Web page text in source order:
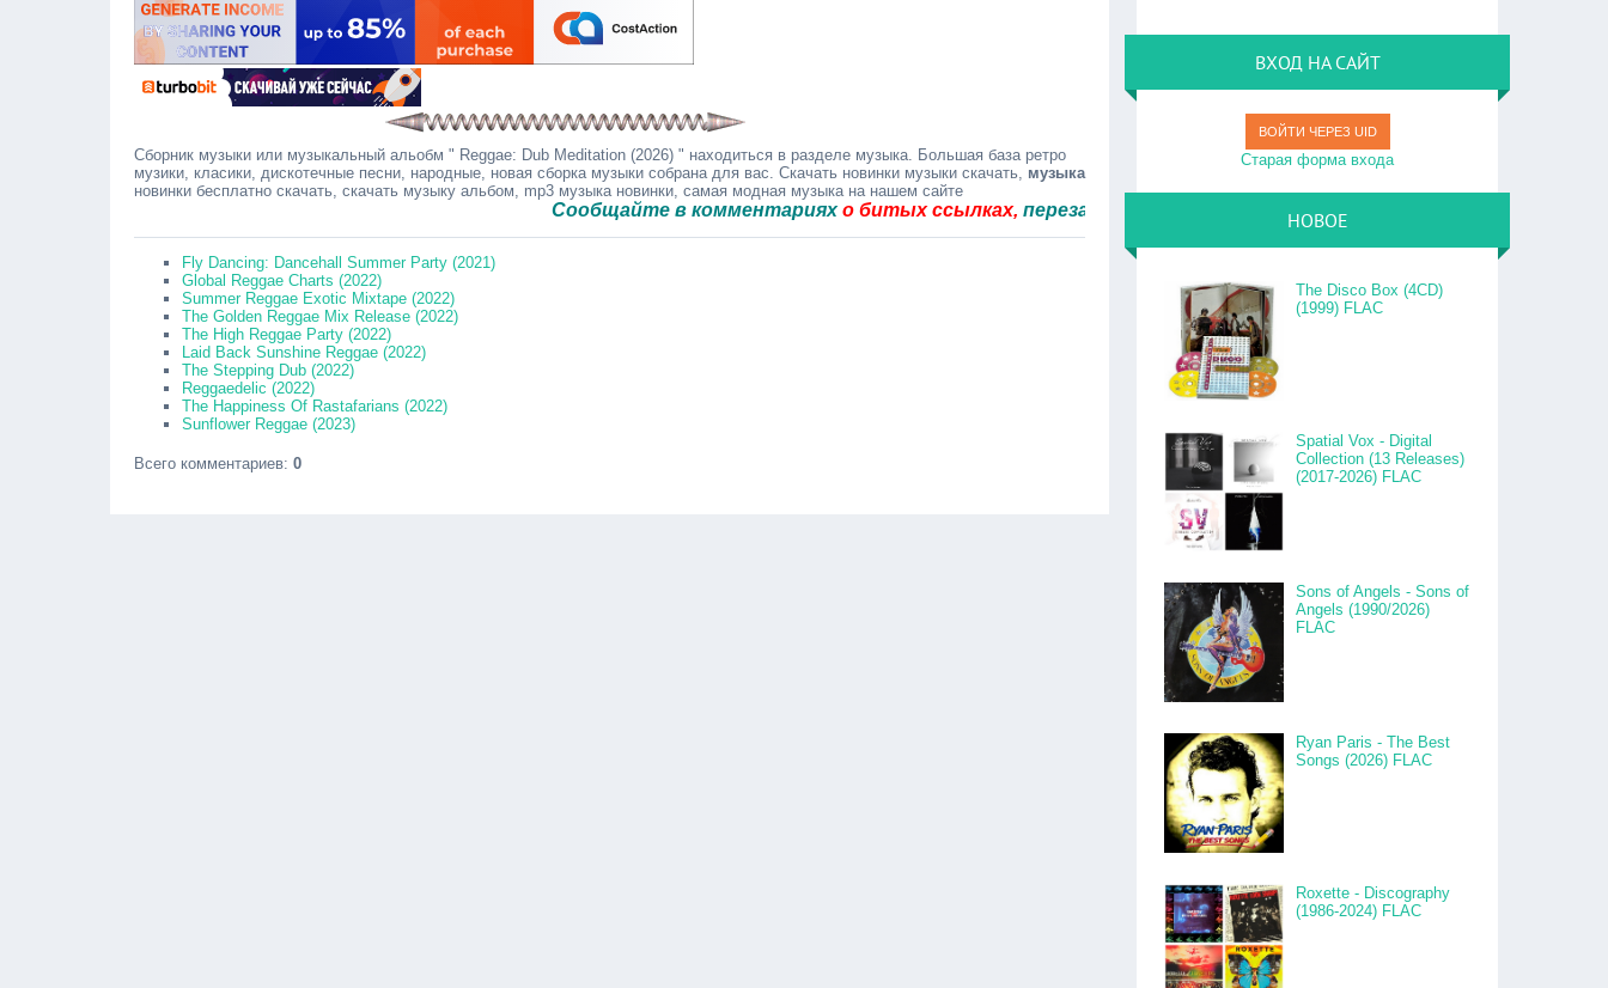
Сборник музыки или музыкальный альобм " Reggae: Dub Meditation (2026) " находиться в разделе музыка. Большая база ретро
музики, класики, дискотечные песни, народные, новая сборка музыки собрана для вас. Скачать новинки музыки скачать, музыка
новинки бесплатно скачать, скачать музыку альбом, mp3 музыка новинки, самая модная музыка на нашем сайте
Сообщайте в комментарияхо битых ссылках,перезальём быстро.
Fly Dancing: Dancehall Summer Party (2021)
Global Reggae Charts (2022)
Summer Reggae Exotic Mixtape (2022)
The Golden Reggae Mix Release (2022)
The High Reggae Party (2022)
Laid Back Sunshine Reggae (2022)
The Stepping Dub (2022)
Reggaedelic (2022)
The Happiness Of Rastafarians (2022)
Sunflower Reggae (2023)
Всего комментариев: 0
ВХОД НА САЙТ
ВОЙТИ ЧЕРЕЗ UID
Старая форма входа
НОВОЕ
The Disco Box (4CD)
(1999) FLAC
Spatial Vox - Digital
Collection (13 Releases)
(2017-2026) FLAC
Sons of Angels - Sons of
Angels (1990/2026)
FLAC
Ryan Paris - The Best
Songs (2026) FLAC
Roxette - Discography
(1986-2024) FLAC